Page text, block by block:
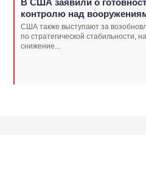
В США заявили о
контролю над
США также выступают за
по стратегической стабильности,
снижение...